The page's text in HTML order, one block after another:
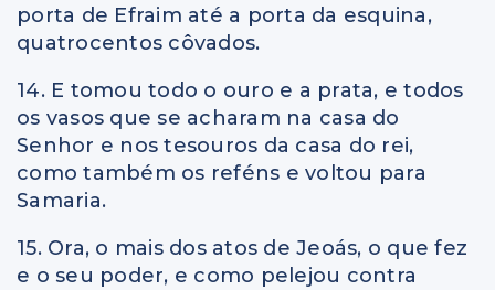
porta de Efraim até a porta da esquina,
quatrocentos côvados.
14. E tomou todo o ouro e a prata, e todos
os vasos que se acharam na casa do
Senhor e nos tesouros da casa do rei,
como também os reféns e voltou para
Samaria.
15. Ora, o mais dos atos de Jeoás, o que fez
e o seu poder, e como pelejou contra